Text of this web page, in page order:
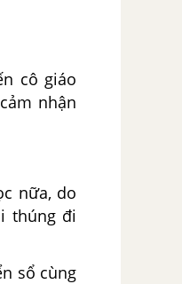
cô giáo
nhận
nữa, do
thúng đi
sổ cùng